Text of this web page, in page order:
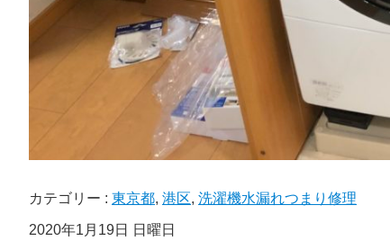
カテゴリー : 東京都, 港区, 洗濯機水漏れつまり修理
2020年1月19日 日曜日